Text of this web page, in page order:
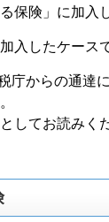
保険」に加入
入したケース
庁からの通達
してお読みく